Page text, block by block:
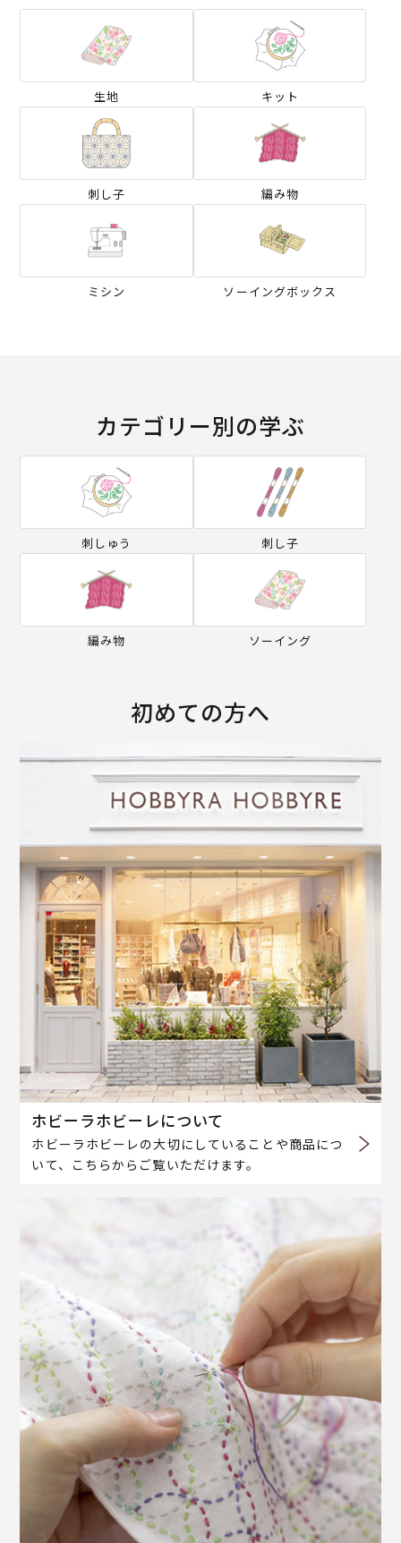
生地 キット
刺し子 編み物
ミシン ソーイングボックス
カテゴリー別の学ぶ
刺しゅう 刺し子
編み物 ソーイング
初めての方へ
ホビーラホビーレについて
ホビーラホビーレの大切にしていることや商品につ
いて、こちらからご覧いただけます。